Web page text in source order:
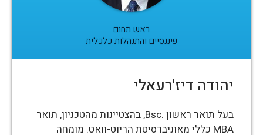
ראש תחום
פיננסיים והתנהלות כלכלית
יהודה דיז'רעאלי
בעל תואר ראשון .Bsc, בהצטיינות מהטכניון, תואר
MBA כללי מאוניברסיטת הריוט-וואט. מומחה